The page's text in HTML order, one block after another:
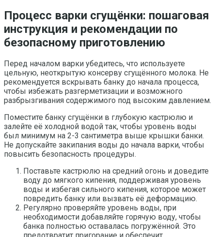
Процесс варки сгущёнки: пошаговая
инструкция и рекомендации по
безопасному приготовлению
Перед началом варки убедитесь, что используете
цельную, неоткрытую консерву сгущённого молока. Не
рекомендуется вскрывать банку до начала процесса,
чтобы избежать разгерметизации и возможного
разбрызгивания содержимого под высоким давлением.
Поместите банку сгущёнки в глубокую кастрюлю и
залейте её холодной водой так, чтобы уровень воды
был минимум на 2-3 сантиметра выше крышки банки.
Не допускайте закипания воды до начала варки, чтобы
повысить безопасность процедуры.
Поставьте кастрюлю на средний огонь и доведите
воду до мягкого кипения, поддерживая уровень
воды и избегая сильного кипения, которое может
повредить банку или вызвать её деформацию.
Регулярно проверяйте уровень воды, при
необходимости добавляйте горячую воду, чтобы
банка полностью оставалась погружённой. Это